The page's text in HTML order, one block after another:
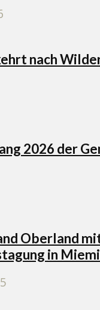
nach
2026 der
Oberland
in